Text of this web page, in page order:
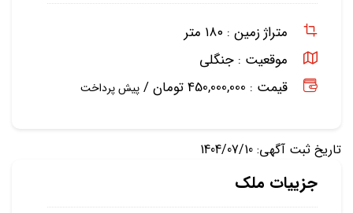
متراژ زمین : ۱۸۰ متر
موقعیت : جنگلی
قیمت : 450,000,000 تومان /
پیش پرداخت
تاریخ ثبت آگهی: 1404/07/10
جزییات ملک